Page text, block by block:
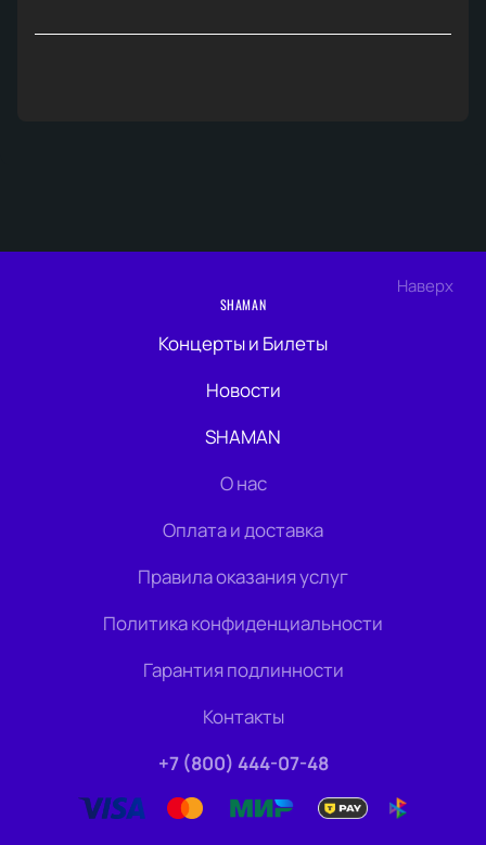
Наверх
SHAMAN
Концерты и Билеты
Новости
SHAMAN
О нас
Оплата и доставка
Правила оказания услуг
Политика конфиденциальности
Гарантия подлинности
Контакты
+7 (800) 444-07-48